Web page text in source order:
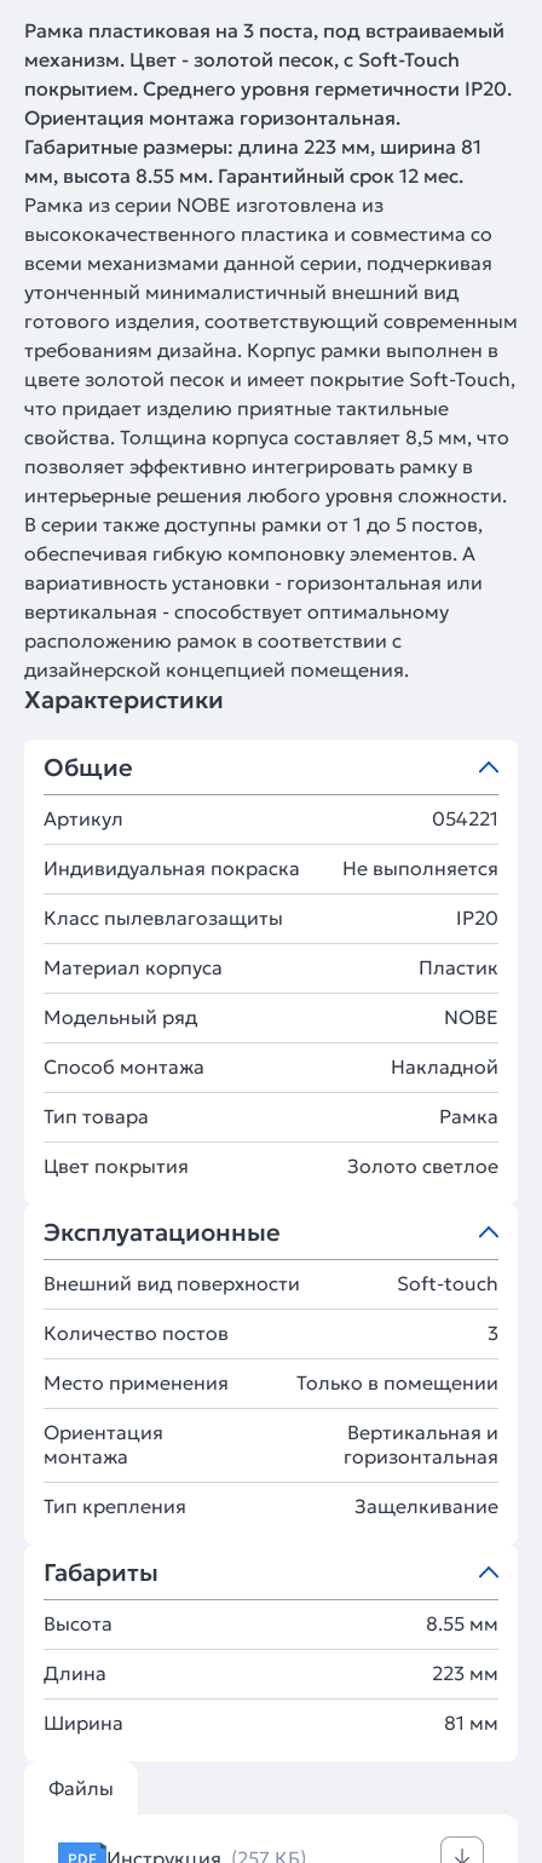
Рамка пластиковая на 3 поста, под встраиваемый
механизм. Цвет - золотой песок, с Soft-Touch
покрытием. Среднего уровня герметичности IP20.
Ориентация монтажа горизонтальная.
Габаритные размеры: длина 223 мм, ширина 81
мм, высота 8.55 мм. Гарантийный срок 12 мес.
Рамка из серии NOBE изготовлена из
высококачественного пластика и совместима со
всеми механизмами данной серии, подчеркивая
утонченный минималистичный внешний вид
готового изделия, соответствующий современным
требованиям дизайна. Корпус рамки выполнен в
цвете золотой песок и имеет покрытие Soft-Touch,
что придает изделию приятные тактильные
свойства. Толщина корпуса составляет 8,5 мм, что
позволяет эффективно интегрировать рамку в
интерьерные решения любого уровня сложности.
В серии также доступны рамки от 1 до 5 постов,
обеспечивая гибкую компоновку элементов. А
вариативность установки - горизонтальная или
вертикальная - способствует оптимальному
расположению рамок в соответствии с
дизайнерской концепцией помещения.
Характеристики
Общие
Артикул 054221
Индивидуальная покраска Не выполняется
Класс пылевлагозащиты IP20
Материал корпуса Пластик
Модельный ряд NOBE
Способ монтажа Накладной
Тип товара Рамка
Цвет покрытия Золото светлое
Эксплуатационные
Внешний вид поверхности Soft-touch
Количество постов 3
Место применения Только в помещении
Ориентация
монтажа
Вертикальная и
горизонтальная
Тип крепления Защелкивание
Габариты
Высота 8.55 мм
Длина 223 мм
Ширина 81 мм
Файлы
PDF Инструкция (257 КБ)